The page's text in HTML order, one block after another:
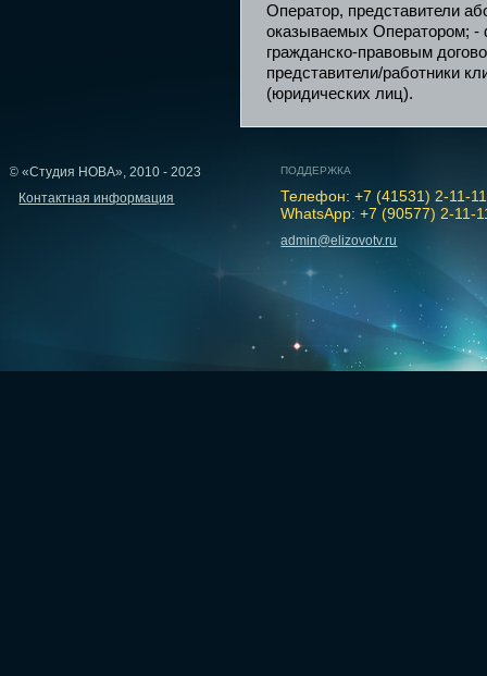
Оператор, представители
оказываемых Оператором; -
гражданско-правовым
представители/работники
(юридических лиц).
© «Студия НОВА», 2010 - 2023
Контактная информация
ПОДДЕРЖКА
Телефон: +7 (41531) 2-11-11
WhatsApp: +7 (90577) 2-11-
admin@elizovotv.ru